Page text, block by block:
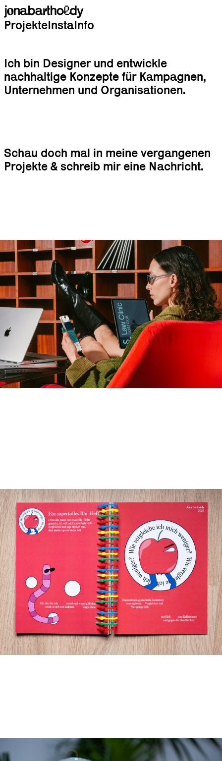
ProjekteInstaInfo
Ich bin Designer und entwickle
nachhaltige Konzepte für Kampagnen,
Unternehmen und Organisationen.
Schau doch mal in meine vergangenen
Projekte & schreib mir eine Nachricht.